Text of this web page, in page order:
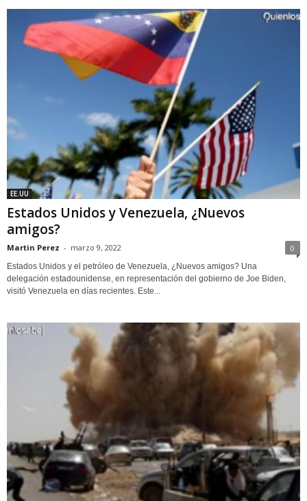
EE.UU
Estados Unidos y Venezuela, ¿Nuevos
amigos?
Martin Perez - marzo 9, 2022 0
Estados Unidos y el petróleo de Venezuela, ¿Nuevos amigos? Una
delegación estadounidense, en representación del gobierno de Joe Biden,
visitó Venezuela en días recientes. Este...